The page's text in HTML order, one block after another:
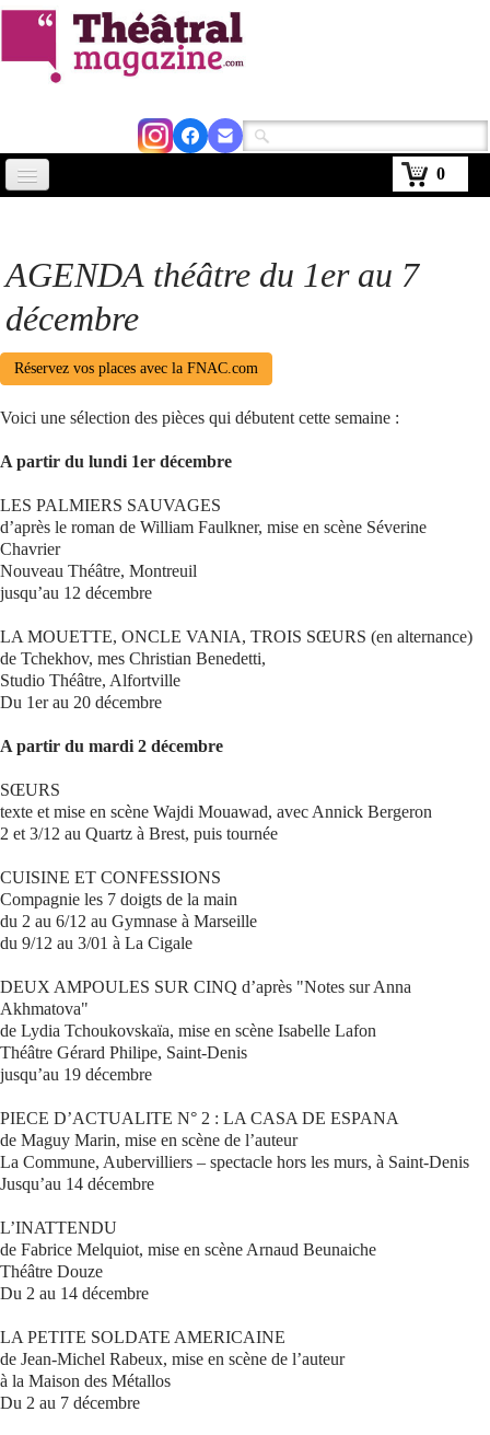
0
Agenda
Abonnement
Se connecter
AGENDA théâtre du 1er au 7
décembre
Réservez vos places avec la FNAC.com
Voici une sélection des pièces qui débutent cette semaine :
A partir du lundi 1er décembre
LES PALMIERS SAUVAGES
d’après le roman de William Faulkner, mise en scène Séverine
Chavrier
Nouveau Théâtre, Montreuil
jusqu’au 12 décembre
LA MOUETTE, ONCLE VANIA, TROIS SŒURS (en alternance)
de Tchekhov, mes Christian Benedetti,
Studio Théâtre, Alfortville
Du 1er au 20 décembre
A partir du mardi 2 décembre
SŒURS
texte et mise en scène Wajdi Mouawad, avec Annick Bergeron
2 et 3/12 au Quartz à Brest, puis tournée
CUISINE ET CONFESSIONS
Compagnie les 7 doigts de la main
du 2 au 6/12 au Gymnase à Marseille
du 9/12 au 3/01 à La Cigale
DEUX AMPOULES SUR CINQ d’après "Notes sur Anna
Akhmatova"
de Lydia Tchoukovskaïa, mise en scène Isabelle Lafon
Théâtre Gérard Philipe, Saint-Denis
jusqu’au 19 décembre
PIECE D’ACTUALITE N° 2 : LA CASA DE ESPANA
de Maguy Marin, mise en scène de l’auteur
La Commune, Aubervilliers – spectacle hors les murs, à Saint-Denis
Jusqu’au 14 décembre
L’INATTENDU
de Fabrice Melquiot, mise en scène Arnaud Beunaiche
Théâtre Douze
Du 2 au 14 décembre
LA PETITE SOLDATE AMERICAINE
de Jean-Michel Rabeux, mise en scène de l’auteur
à la Maison des Métallos
Du 2 au 7 décembre